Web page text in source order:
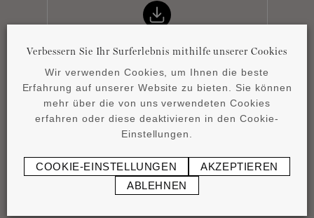
Datenblatt
pdf 0,88 MB
Verbessern Sie Ihr Surferlebnis mithilfe unserer Cookies
Wir verwenden Cookies, um Ihnen die beste
Erfahrung auf unserer Website zu bieten. Sie können
mehr über die von uns verwendeten Cookies
erfahren oder diese deaktivieren in den Cookie-
Einstellungen.
COOKIE-EINSTELLUNGEN
AKZEPTIEREN
ABLEHNEN